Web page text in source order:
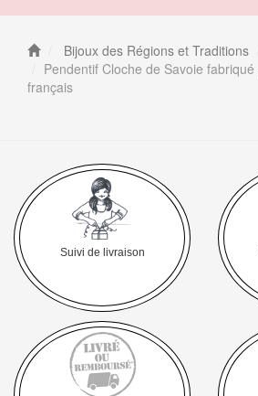
Bijoux des Régions et Traditions
Pendentif Cloche de Savoie
français
Suivi de livraison